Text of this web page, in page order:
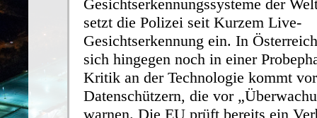
Gesichtserkennungssysteme der
setzt die Polizei seit Kurzem Live-
Gesichtserkennung ein. In
sich hingegen noch in einer
Kritik an der Technologie kommt
Datenschützern, die vor
warnen. Die EU prüft bereits ein